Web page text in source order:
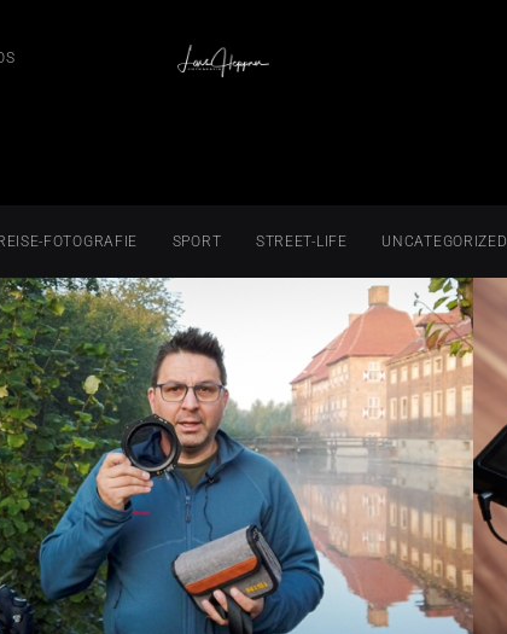
FOTOGRAFIE SPORT STREET-LIFE UNCATEGORIZED